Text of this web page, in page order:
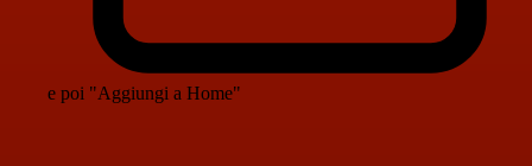
e poi "Aggiungi a Home"